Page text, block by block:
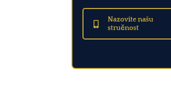
Nazovite našu
stručnost